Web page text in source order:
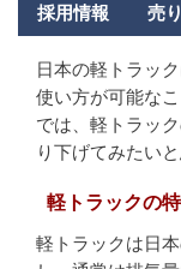
採用情報 売
日本の軽トラッ
使い方が可能な
では、軽トラッ
り下げてみたいと
軽トラックの
軽トラックは日